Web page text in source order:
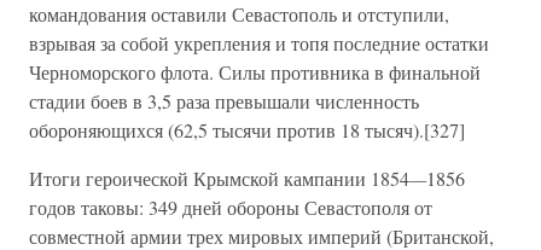
командования оставили Севастополь и отступили,
взрывая за собой укрепления и топя последние остатки
Черноморского флота. Силы противника в финальной
стадии боев в 3,5 раза превышали численность
обороняющихся (62,5 тысячи против 18 тысяч).[327]
Итоги героической Крымской кампании 1854—1856
годов таковы: 349 дней обороны Севастополя от
совместной армии трех мировых империй (Британской,